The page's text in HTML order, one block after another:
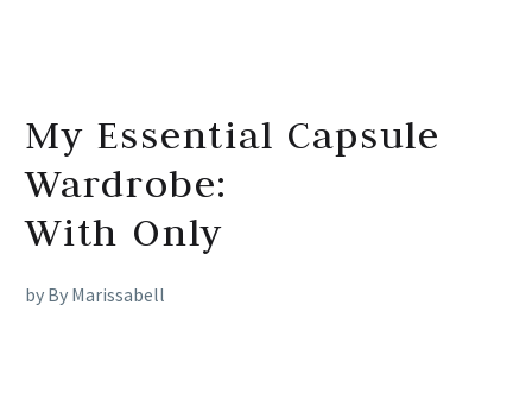
My Essential Capsule
Wardrobe:
With Only
by By Marissabell